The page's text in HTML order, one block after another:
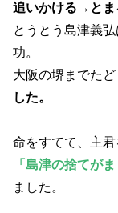
追いかける→と
とうとう島津義
功。
大阪の堺までたど
した。
命をすてて、主
「島津の捨てがま
ました。